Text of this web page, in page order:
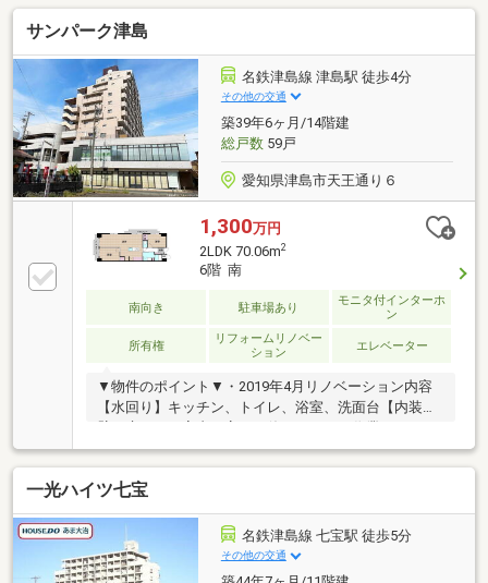
載していない物件は店頭でご紹介いたします。◆東小
学校/藤浪中学校◆約15帖の広々LDK◆全居室収納を配
置◆角部屋◆スーパーなども近く生活至便な住環境※
写真をクリックすると、詳細をご覧いただけます。勤
続年数が短い方・自営業者・他に借り入れがあるなど
まずはお気軽にご相談ください！豊富な実績をもとに
最適な住宅ローンをご提案！
サンパーク津島
名鉄津島線 津島駅 徒歩4分
その他の交通
築39年6ヶ月/14階建
総戸数59戸
愛知県津島市天王通り６
1,300万円
2LDK 70.06m2
6階 南
南向き 駐車場あり
モニタ付インターホ
ン
所有権
リフォームリノベー
ション
エレベーター
▼物件のポイント▼・2019年4月リノベーション内容
【水回り】キッチン、トイレ、浴室、洗面台【内装】
の広いアイランドキッチン！・6階部分で日当たり、
通風良好・リビング横にバルコニーあり・近隣駐車場
2台継承可◎・エレベーター完備・オートロック▼立
地のポイント▼・名鉄津島線、尾西線「津島」駅徒歩
4分！ 名鉄「名古屋」駅・「一宮」駅まで約30分
◎・周辺買物施設多数あり！ 暮らしに便利な施設が
整ったエリア・駅チカ&幹線道路沿いのお出かけに便
一光ハイツ七宝
名鉄津島線 七宝駅 徒歩5分
その他の交通